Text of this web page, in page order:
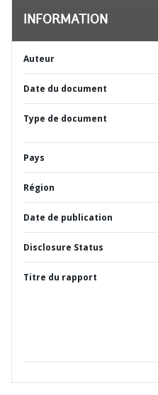
INFORMATION
Auteur
Date du document
Type de document
Pays
Région
Date de publication
Disclosure Status
Titre du rapport